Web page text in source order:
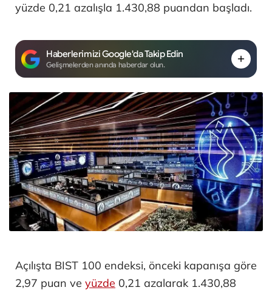
yüzde 0,21 azalışla 1.430,88 puandan başladı.
Haberlerimizi Google'da Takip Edin
Gelişmelerden anında haberdar olun.
Açılışta BIST 100 endeksi, önceki kapanışa göre
2,97 puan ve yüzde 0,21 azalarak 1.430,88